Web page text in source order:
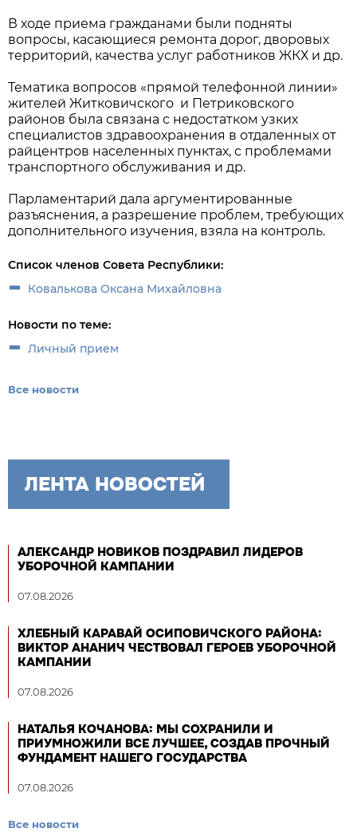
В ходе приема гражданами были подняты
вопросы, касающиеся ремонта дорог, дворовых
территорий, качества услуг работников ЖКХ и др.
Тематика вопросов «прямой телефонной линии»
жителей Житковичского и Петриковского
районов была связана с недостатком узких
специалистов здравоохранения в отдаленных от
райцентров населенных пунктах, с проблемами
транспортного обслуживания и др.
Парламентарий дала аргументированные
разъяснения, а разрешение проблем, требующих
дополнительного изучения, взяла на контроль.
Список членов Совета Республики:
Ковалькова Оксана Михайловна
Новости по теме:
Личный прием
Все новости
ЛЕНТА НОВОСТЕЙ
АЛЕКСАНДР НОВИКОВ ПОЗДРАВИЛ ЛИДЕРОВ
УБОРОЧНОЙ КАМПАНИИ
07.08.2026
ХЛЕБНЫЙ КАРАВАЙ ОСИПОВИЧСКОГО РАЙОНА:
ВИКТОР АНАНИЧ ЧЕСТВОВАЛ ГЕРОЕВ УБОРОЧНОЙ
КАМПАНИИ
07.08.2026
НАТАЛЬЯ КОЧАНОВА: МЫ СОХРАНИЛИ И
ПРИУМНОЖИЛИ ВСЕ ЛУЧШЕЕ, СОЗДАВ ПРОЧНЫЙ
ФУНДАМЕНТ НАШЕГО ГОСУДАРСТВА
07.08.2026
Все новости